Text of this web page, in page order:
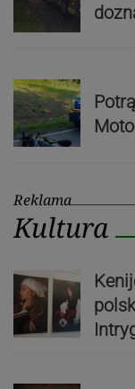
Reklama
Kultura